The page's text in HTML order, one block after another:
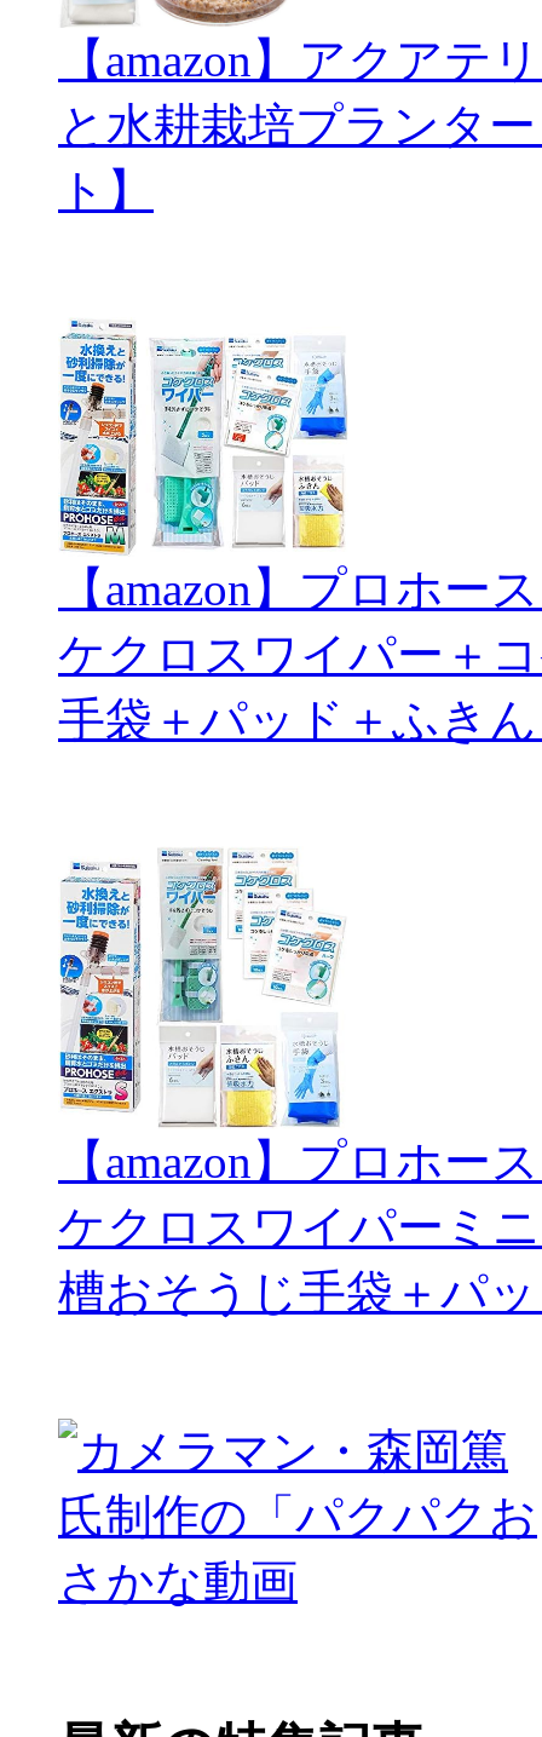
【amazon】アクアテ
と水耕栽培プランタ
ト】
【amazon】プロホ
ケクロスワイパー＋
手袋＋パッド＋ふき
【amazon】プロホー
ケクロスワイパーミ
槽おそうじ手袋＋パ